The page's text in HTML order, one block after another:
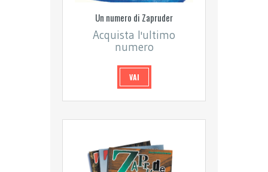
Un numero di Zapruder
Acquista l'ultimo
numero
VAI